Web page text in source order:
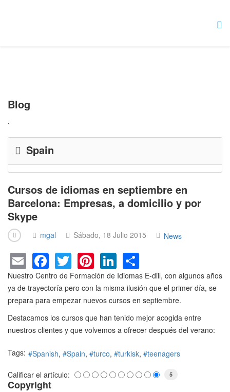
Blog
.
Spain
Cursos de idiomas en septiembre en
Barcelona: Empresas, a domicilio y por
Skype
mgal Sábado, 18 Julio 2015 News
E
m
ail
F
a
c
e
b
o
o
k
T
wi
tt
er
Pi
nt
er
e
st
Li
n
k
e
dI
n
h
ar
e
Nuestro Centro de Formación de Idiomas E-dill, con algunos años
ya de trayectoría pero con la misma ilusión que el primer día, se
prepara para empezar nuevos cursos en septiembre.
Destacamos los cursos que han tenido mejor acogida entre
nuestros clientes y que volvemos a ofrecer después del verano:
Tags: Spanish Spain turco turkisk teenagers
Calificar el artículo: 5
Copyright